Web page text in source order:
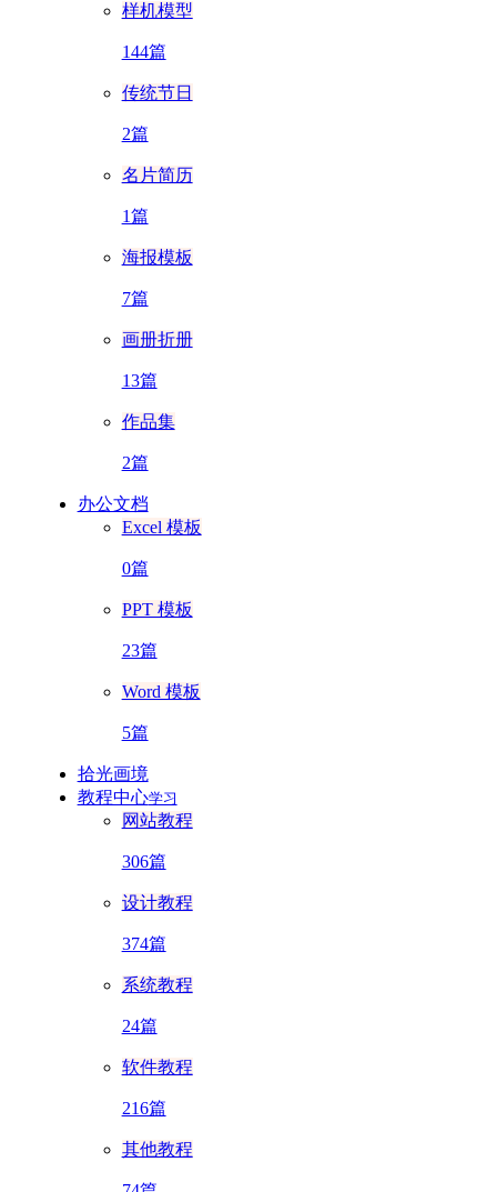
样机模型
144篇
传统节日
2篇
名片简历
1篇
海报模板
7篇
画册折册
13篇
作品集
2篇
办公文档
Excel 模板
0篇
PPT 模板
23篇
Word 模板
5篇
拾光画境
教程中心学习
网站教程
306篇
设计教程
374篇
系统教程
24篇
软件教程
216篇
其他教程